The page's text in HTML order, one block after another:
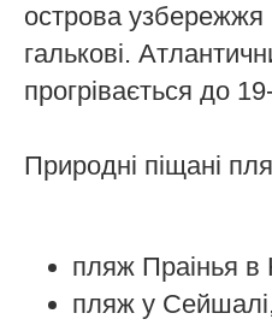
острова
галькові.
прогрівається до
Природні піщані
пляж Праінья в
пляж у